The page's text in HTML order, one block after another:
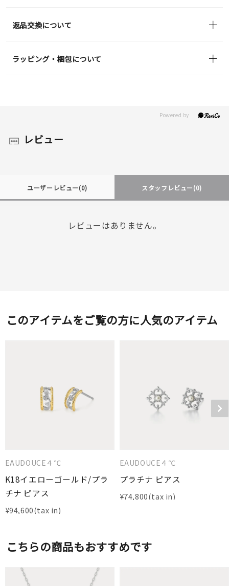
返品交換について
ラッピング・梱包について
レビュー
ユーザーレビュー(0) スタッフレビュー(0)
レビューはありません。
このアイテムをご覧の方に人気のアイテム
EAUDOUCE４℃
K18イエローゴールド/プラ
チナ ピアス
¥94,600
EAUDOUCE４℃
プラチナ ピアス
¥74,800
こちらの商品もおすすめです